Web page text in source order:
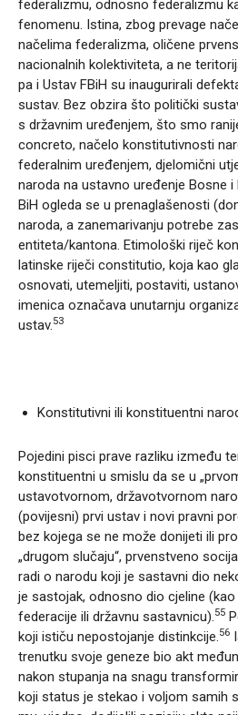
federalizmu, odnosno federalizmu
fenomenu. Istina, zbog prevage
načelima federalizma, oličene
nacionalnih kolektiviteta, a ne
pa i Ustav FBiH su inaugurirali
sustav. Bez obzira što politički
s državnim uređenjem, što smo
concreto, načelo konstitutivnosti
federalnim uređenjem, djelomični
naroda na ustavno uređenje Bosne
BiH ogleda se u prenaglašenosti
naroda, a zanemarivanju potrebe
entiteta/kantona. Etimološki riječ
latinske riječi constitutio, koja kao
osnovati, utemeljiti, postaviti,
imenica označava unutarnju
ustav. 53
Konstitutivni ili konstituentni
Pojedini pisci prave razliku između
konstituentni u smislu da se u
ustavotvornom, državotvornom
(povijesni) prvi ustav i novi pravni
bez kojega se ne može donijeti ili
„drugom slučaju“, prvenstveno
radi o narodu koji je sastavni dio
je sastojak, odnosno dio cjeline
federacije ili državnu sastavnicu). 55
koji ističu nepostojanje distinkcije. 56
trenutku svoje geneze bio akt
nakon stupanja na snagu
koji status je stekao i voljom samih